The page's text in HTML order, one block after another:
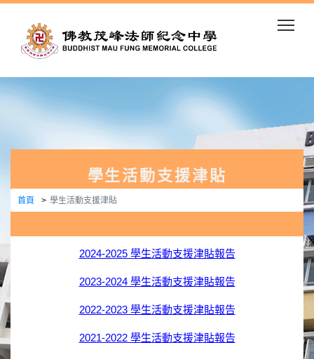
學生活動支援津貼
首頁 學生活動支援津貼
2024-2025 學生活動支援津貼報告
2023-2024 學生活動支援津貼報告
2022-2023 學生活動支援津貼報告
2021-2022 學生活動支援津貼報告